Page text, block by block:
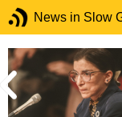
News in Slow